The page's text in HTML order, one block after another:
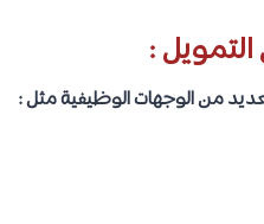
:
من الوجهات الوظيفية مثل :